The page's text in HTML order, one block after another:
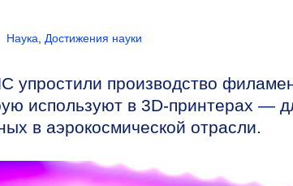
Наука Достижения науки
производство
используют в 3D-принтерах —
в аэрокосмической отрасли.